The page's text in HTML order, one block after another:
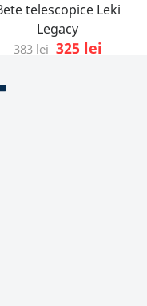
telescopice Leki
Legacy
383 lei 325 lei